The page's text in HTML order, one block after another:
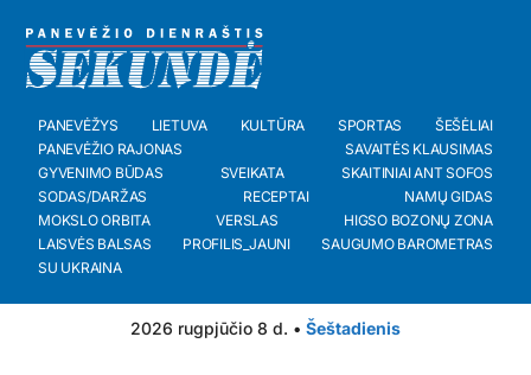
PANEVĖŽYS LIETUVA KULTŪRA SPORTAS
ŠEŠĖLIAI
PANEVĖŽIO RAJONAS
SAVAITĖS KLAUSIMAS
GYVENIMO BŪDAS
SVEIKATA
SKAITINIAI ANT SOFOS
SODAS/DARŽAS
RECEPTAI
NAMŲ GIDAS
MOKSLO ORBITA
VERSLAS
HIGSO BOZONŲ ZONA
LAISVĖS BALSAS
PROFILIS_JAUNI
SAUGUMO BAROMETRAS
SU UKRAINA
2026 rugpjūčio 8 d. • Šeštadienis